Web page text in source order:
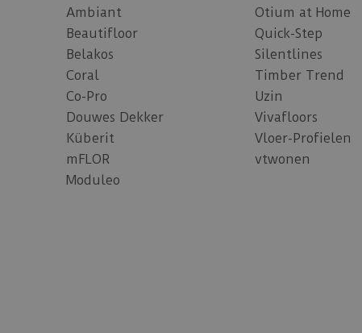
Ambiant
Beautifloor
Belakos
Coral
Co-Pro
Douwes Dekker
Küberit
mFLOR
Moduleo
Otium at Home
Quick-Step
Silentlines
Timber Trend
Uzin
Vivafloors
Vloer-Profielen
vtwonen